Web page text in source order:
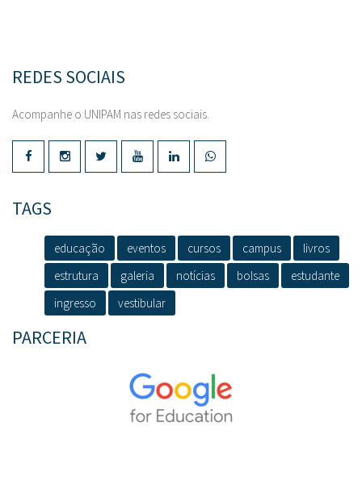
REDES SOCIAIS
Acompanhe o UNIPAM nas redes sociais.
TAGS
educação eventos cursos campus
livros
estrutura
galeria notícias bolsas
estudante
ingresso
vestibular
PARCERIA